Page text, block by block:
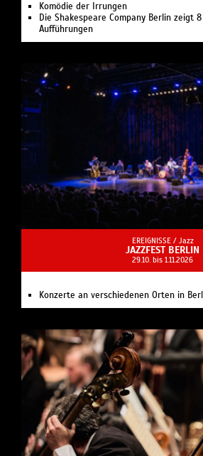
Komödie der Irrungen
Die Shakespeare Company Berlin zeigt
Aufführungen
EREIGNISSE / Jazz
JAZZFEST BERLIN
29.10. bis 1.11.2026
Konzerte an verschiedenen Orten in